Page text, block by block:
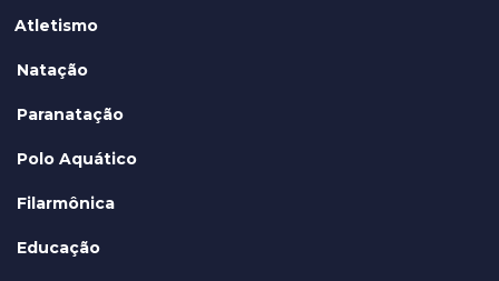
Atletismo
Natação
Paranatação
Polo Aquático
Filarmônica
Educação